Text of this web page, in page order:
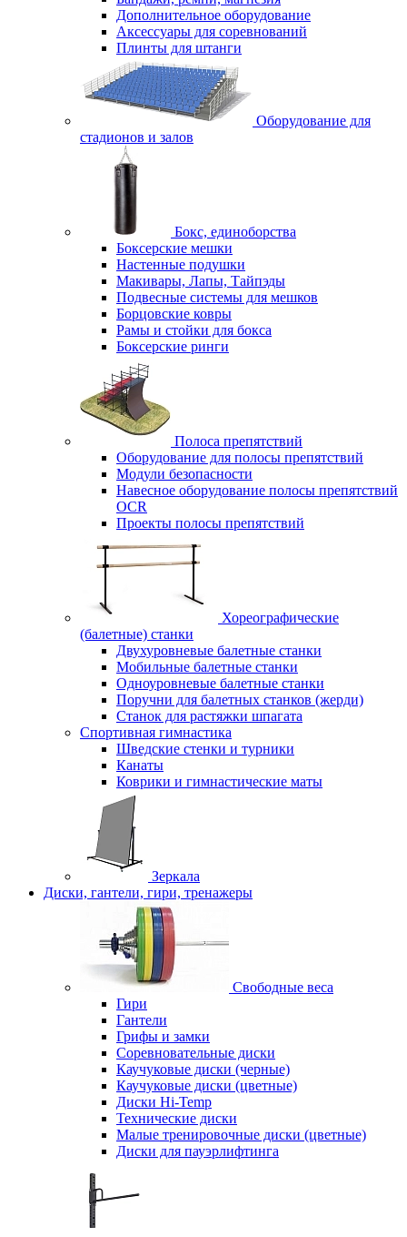
Дополнительное оборудование
Аксессуары для соревнований
Плинты для штанги
Оборудование для
стадионов и залов
Бокс, единоборства
Боксерские мешки
Настенные подушки
Макивары, Лапы, Тайпэды
Подвесные системы для мешков
Борцовские ковры
Рамы и стойки для бокса
Боксерские ринги
Полоса препятствий
Оборудование для полосы препятствий
Модули безопасности
Навесное оборудование полосы препятствий
OCR
Проекты полосы препятствий
Хореографические
(балетные) станки
Двухуровневые балетные станки
Мобильные балетные станки
Одноуровневые балетные станки
Поручни для балетных станков (жерди)
Станок для растяжки шпагата
Спортивная гимнастика
Шведские стенки и турники
Канаты
Коврики и гимнастические маты
Зеркала
Диски, гантели, гири, тренажеры
Свободные веса
Гири
Гантели
Грифы и замки
Соревновательные диски
Каучуковые диски (черные)
Каучуковые диски (цветные)
Диски Hi-Temp
Технические диски
Малые тренировочные диски (цветные)
Диски для пауэрлифтинга